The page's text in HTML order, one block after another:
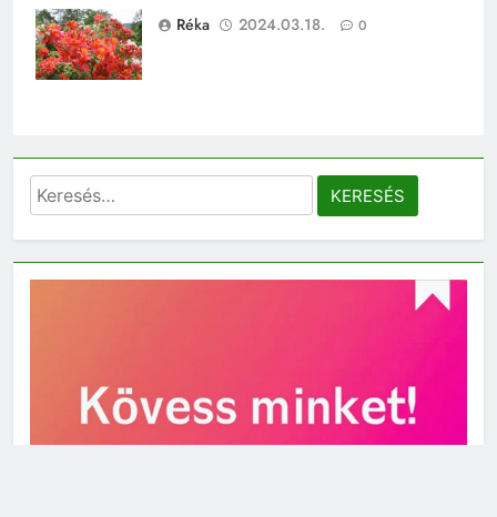
rododendron
Réka
2024.03.18. 0
Keresés: